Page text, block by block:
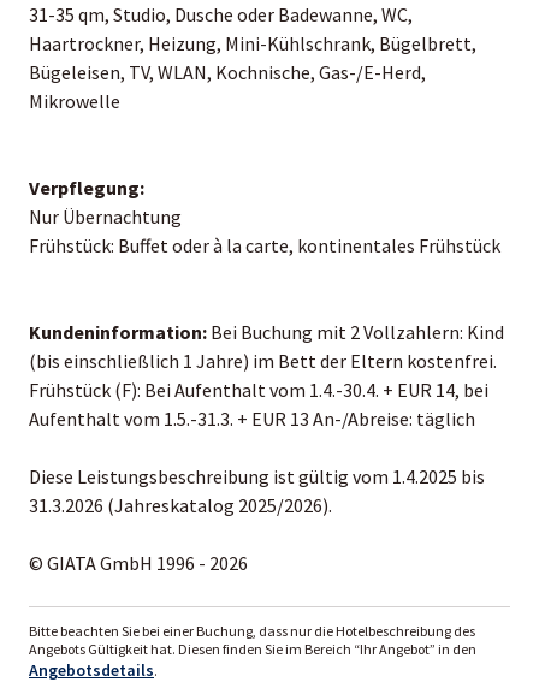
31-35 qm, Studio, Dusche oder Badewanne, WC,
Haartrockner, Heizung, Mini-Kühlschrank, Bügelbrett,
Bügeleisen, TV, WLAN, Kochnische, Gas-/E-Herd,
Mikrowelle
Verpflegung:
Nur Übernachtung
Frühstück: Buffet oder à la carte, kontinentales Frühstück
Kundeninformation: Bei Buchung mit 2 Vollzahlern: Kind
(bis einschließlich 1 Jahre) im Bett der Eltern kostenfrei.
Frühstück (F): Bei Aufenthalt vom 1.4.-30.4. + EUR 14, bei
Aufenthalt vom 1.5.-31.3. + EUR 13 An-/Abreise: täglich
Diese Leistungsbeschreibung ist gültig vom 1.4.2025 bis
31.3.2026 (Jahreskatalog 2025/2026).
© GIATA GmbH 1996 - 2026
Bitte beachten Sie bei einer Buchung, dass nur die Hotelbeschreibung des
Angebots Gültigkeit hat. Diesen finden Sie im Bereich “Ihr Angebot” in den
Angebotsdetails.